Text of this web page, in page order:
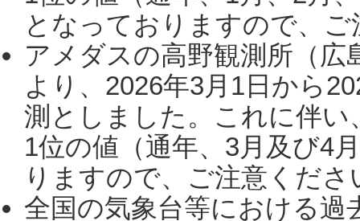
となっておりますので、
アメダスの高野観測所（
より、2026年3月1日から
測としました。これに伴い
1位の値（通年、3月及び4
りますので、ご注意くだ
全国の気象台等における過